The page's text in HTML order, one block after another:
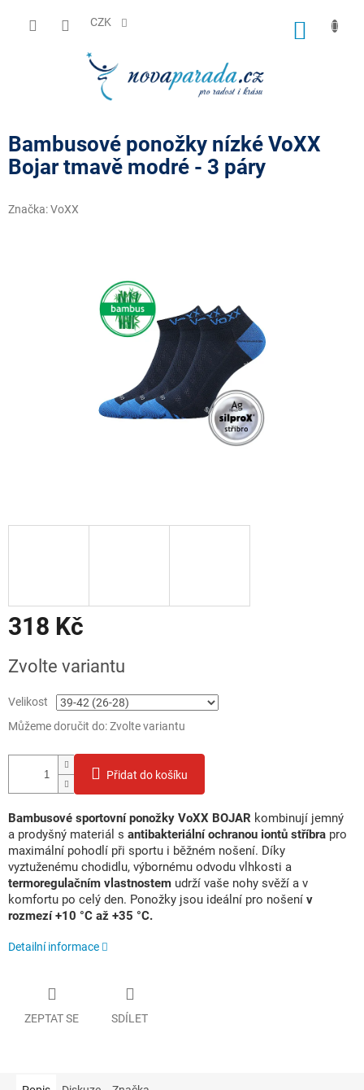
CZK
Bambusové ponožky nízké VoXX
Bojar tmavě modré - 3 páry
Značka:VoXX
318 Kč
cena:
Zvolte variantu
Velikost
Můžeme doručit do:Zvolte variantu
Přidat do košíku
Bambusové sportovní ponožky VoXX BOJAR kombinují jemný
a prodyšný materiál s antibakteriální ochranou iontů stříbra pro
maximální pohodlí při sportu i běžném nošení. Díky
vyztuženému chodidlu, výbornému odvodu vlhkosti a
termoregulačním vlastnostem udrží vaše nohy svěží a v
komfortu po celý den. Ponožky jsou ideální pro nošení v
rozmezí +10 °C až +35 °C.
Detailní informace
ZEPTAT SE SDÍLET